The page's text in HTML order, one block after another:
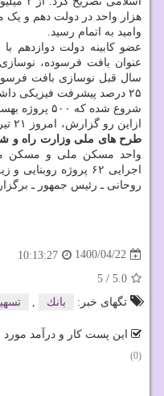
وامید به اتمام رسید.
عنوان بافت فرسوده،
شروع شده که ۵۰۰ پروژه بهسازی شده است.
ازاین رو گزارش، امروز ۲۱ تیر ماه ۱۴۰۰ مراسم
طرح های ملی وزارت راه و
اجرایی ۶۲ پروژه
روحانی ـ رئیس جمهور ـ
1400/04/22
10:13:27
5.0
/
5
تگهای خبر:
بانك ,
این پست کار و درآمد
(0)